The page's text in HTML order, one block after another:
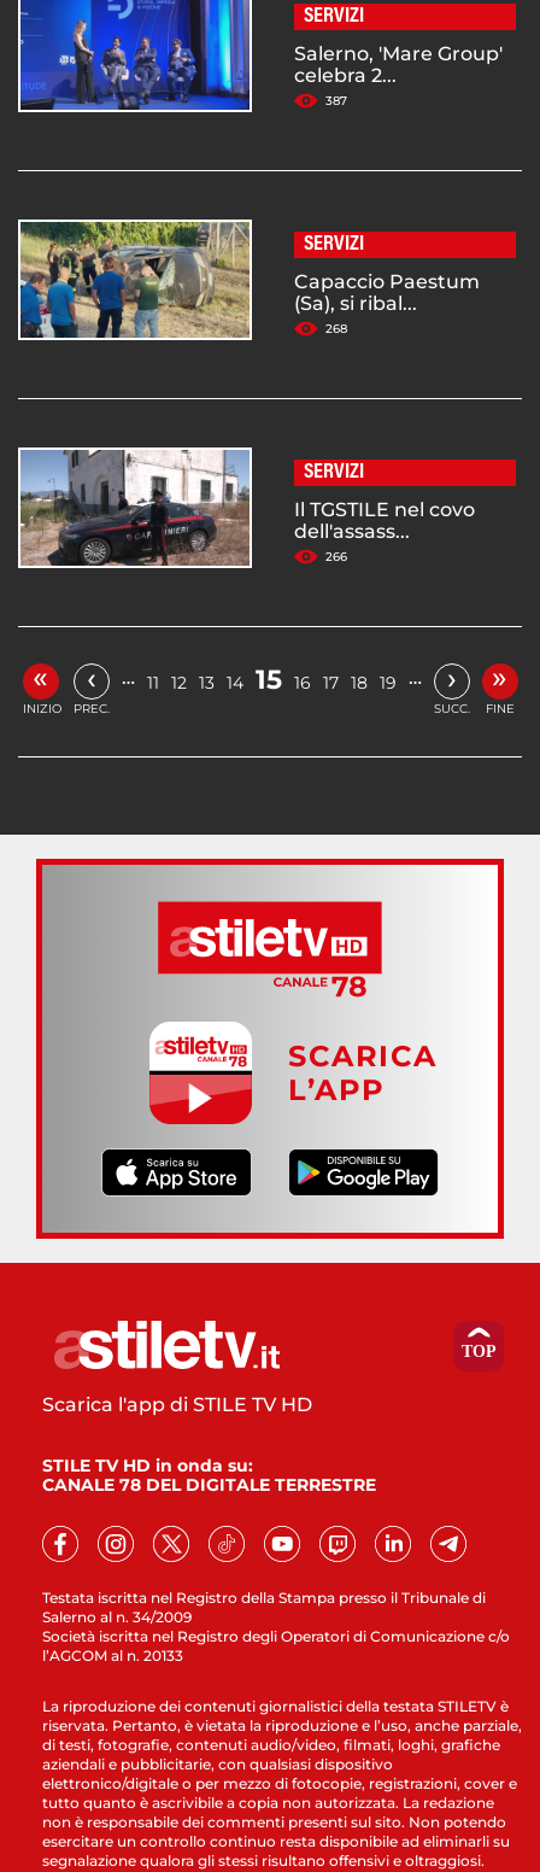
SERVIZI
Salerno, 'Mare Group'
celebra 2...
387
SERVIZI
Capaccio Paestum
(Sa), si ribal...
268
SERVIZI
Il TGSTILE nel covo
dell'assass...
266
«
INIZIO
‹
PREC.
… 11 12 13 14 15 16 17 18 19 … ›
SUCC.
»
FINE
SCARICA
L’APP
Testata iscritta nel Registro della Stampa presso il Tribunale di
Salerno al n. 34/2009
Società iscritta nel Registro degli Operatori di Comunicazione c/o
l’AGCOM al n. 20133
Scarica l'app di STILE TV HD
STILE TV HD in onda su:
CANALE 78 DEL DIGITALE TERRESTRE
La riproduzione dei contenuti giornalistici della testata STILETV è
riservata. Pertanto, è vietata la riproduzione e l’uso, anche parziale,
di testi, fotografie, contenuti audio/video, filmati, loghi, grafiche
aziendali e pubblicitarie, con qualsiasi dispositivo
elettronico/digitale o per mezzo di fotocopie, registrazioni, cover e
tutto quanto è ascrivibile a copia non autorizzata. La redazione
non è responsabile dei commenti presenti sul sito. Non potendo
esercitare un controllo continuo resta disponibile ad eliminarli su
segnalazione qualora gli stessi risultano offensivi e oltraggiosi.